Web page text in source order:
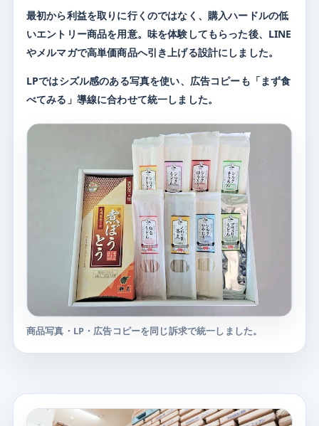
最初から利益を取りに行くのではなく、購入ハードルの低
いエントリー商品を用意。味を体験してもらった後、LINE
やメルマガで高単価商品へ引き上げる設計にしました。
LPではシズル感のある写真を使い、広告コピーも「まず食
べてみる」導線に合わせて統一しました。
商品写真・LP・広告コピーを同じ訴求で統一しました。